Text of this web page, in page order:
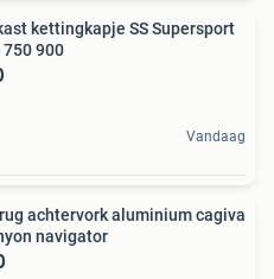
kettingkapje SS Supersport
900
Vandaag
achtervork aluminium cagiva
navigator